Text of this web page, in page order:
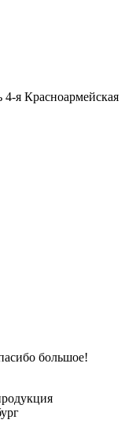
4-я Красноармейская
большое!